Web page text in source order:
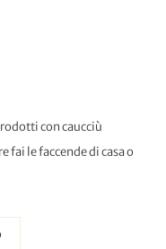
con caucciù
fai le faccende di casa o